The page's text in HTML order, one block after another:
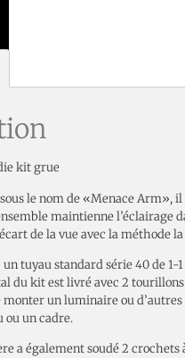
kit grue
le nom de «Menace Arm»,
maintienne l’éclairage
de la vue avec la méthode
tuyau standard série 40 de 1-
du kit est livré avec 2
un luminaire ou d’autres
ou un cadre.
a également soudé 2 crochets